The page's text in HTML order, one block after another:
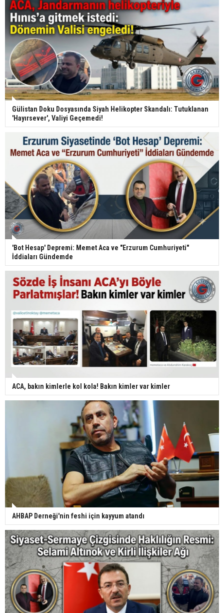
Gülistan Doku Dosyasında Siyah Helikopter Skandalı: Tutuklanan
'Hayırsever', Valiyi Geçemedi!
'Bot Hesap' Depremi: Memet Aca ve "Erzurum Cumhuriyeti"
İddiaları Gündemde
ACA, bakın kimlerle kol kola! Bakın kimler var kimler
AHBAP Derneği'nin feshi için kayyum atandı